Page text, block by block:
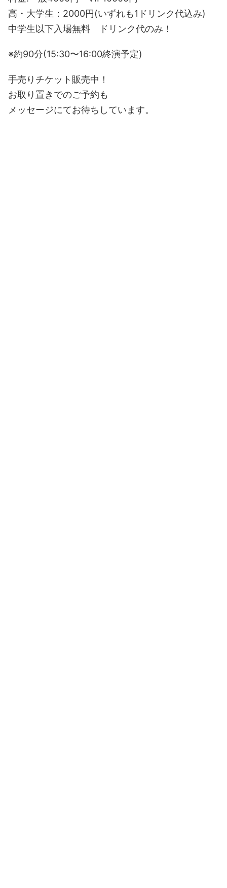
高・大学生：2000円(いずれも1ドリンク代込み)
中学生以下入場無料 ドリンク代のみ！
※約90分(15:30〜16:00終演予定)
手売りチケット販売中！
お取り置きでのご予約も
メッセージにてお待ちしています。